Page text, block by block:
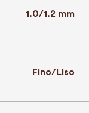
1.0/1.2 mm
Fino/Liso